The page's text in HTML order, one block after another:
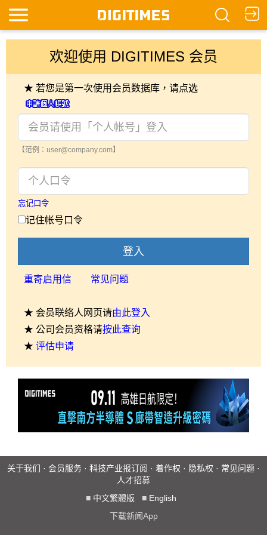
欢迎使用 DIGITIMES 会员
★ 若您是第一次使用会员数据库，请点选
【范例：user@company.com】
忘记口令
记住帐号口令
登入
重寄启用信 常见问题
★ 会员联络人网页请由此登入
★ 公司会员资格请按此查询
★ 评估申请
关于我们 · 会员服务 · 科技产业报订阅 · 着作权 · 隐私权 · 常见问题 ·
人才招募
■ 中文繁體版 ■ English
下载新闻App